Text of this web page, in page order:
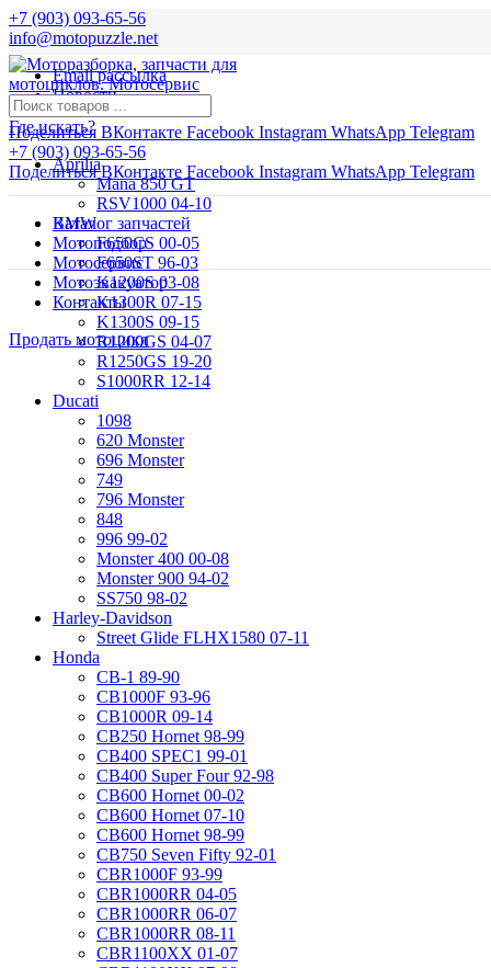
+7 (903) 093-65-56
info@motopuzzle.net
Email рассылка
Новости
Поделиться ВКонтакте Facebook Instagram WhatsApp Telegram
+7 (903) 093-65-56
Поделиться ВКонтакте Facebook Instagram WhatsApp Telegram
Где искать?
Aprilia
Mana 850 GT
RSV1000 04-10
BMW
F650CS 00-05
F650ST 96-03
K1200S 03-08
K1300R 07-15
K1300S 09-15
R1200GS 04-07
R1250GS 19-20
S1000RR 12-14
Ducati
1098
620 Monster
696 Monster
749
796 Monster
848
996 99-02
Monster 400 00-08
Monster 900 94-02
SS750 98-02
Harley-Davidson
Street Glide FLHX1580 07-11
Honda
CB-1 89-90
CB1000F 93-96
CB1000R 09-14
CB250 Hornet 98-99
CB400 SPEC1 99-01
CB400 Super Four 92-98
CB600 Hornet 00-02
CB600 Hornet 07-10
CB600 Hornet 98-99
CB750 Seven Fifty 92-01
CBR1000F 93-99
CBR1000RR 04-05
CBR1000RR 06-07
CBR1000RR 08-11
CBR1100XX 01-07
Каталог запчастей
Мотоподбор
Мотосервис
Мотоэвакуатор
Контакты
Продать мотоцикл